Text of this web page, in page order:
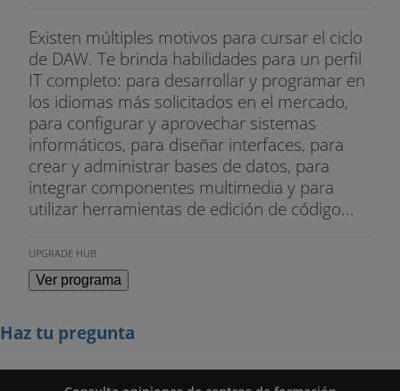
Existen múltiples motivos para cursar el ciclo
de DAW. Te brinda habilidades para un perfil
IT completo: para desarrollar y programar en
los idiomas más solicitados en el mercado,
para configurar y aprovechar sistemas
informáticos, para diseñar interfaces, para
crear y administrar bases de datos, para
integrar componentes multimedia y para
utilizar herramientas de edición de código...
UPGRADE HUB
Ver programa
Haz tu pregunta